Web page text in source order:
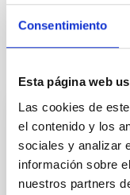
Consentimiento
Esta página web
Las cookies de
el contenido y los
sociales y analizar
información sobre
nuestros partners
Te puede
CON ÁRBITRO
Magnetic
Cores in the